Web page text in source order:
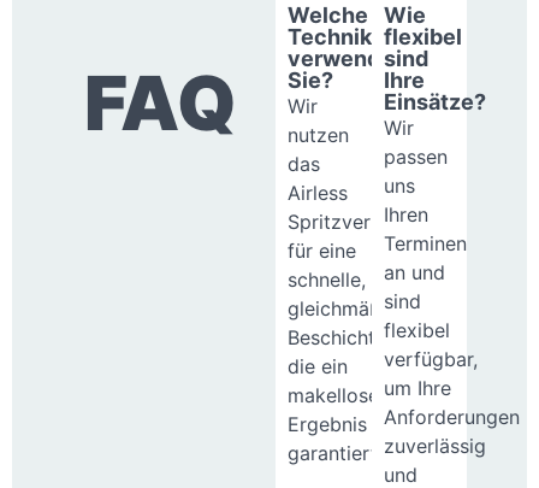
FAQ
Welche
Technik
verwenden
Sie?
Wir
nutzen
das
Airless
Spritzverfahren
für eine
schnelle,
gleichmäßige
Beschichtung,
die ein
makelloses
Ergebnis
garantiert.
Wie
flexibel
sind
Ihre
Einsätze?
Wir
passen
uns
Ihren
Terminen
an und
sind
flexibel
verfügbar,
um Ihre
Anforderungen
zuverlässig
und